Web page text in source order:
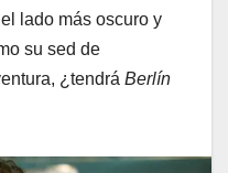
lado más oscuro y
su sed de
¿tendrá Berlín